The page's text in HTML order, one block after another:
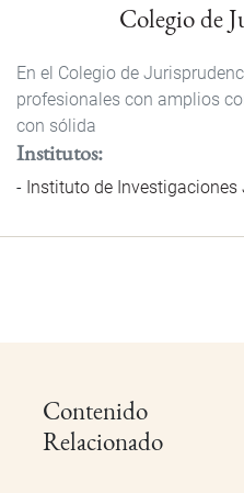
Colegio de
En el Colegio de
profesionales con amplios
con sólida
Institutos
Instituto de
Contenido
Relacionado